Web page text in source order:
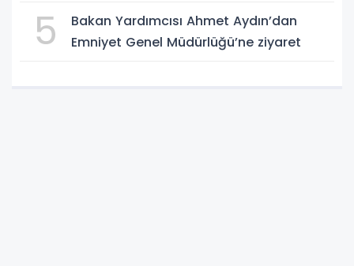
5
Bakan Yardımcısı Ahmet Aydın’dan
Emniyet Genel Müdürlüğü’ne ziyaret